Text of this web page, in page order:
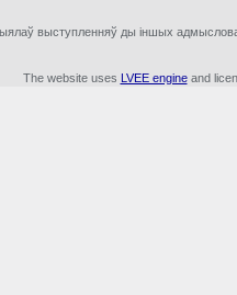
выступленняў ды iншых
The website uses LVEE engineand